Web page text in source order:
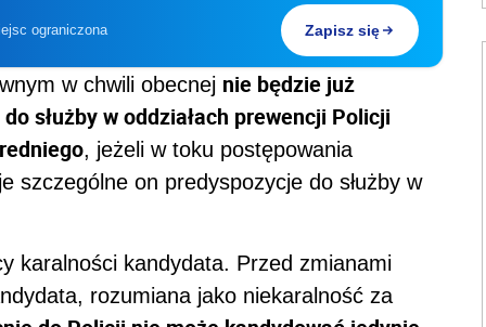
ograniczona Zapisz się
w chwili obecnej nie będzie już
służby w oddziałach prewencji Policji
, jeżeli w toku postępowania
szczególne on predyspozycje do służby w
karalności kandydata. Przed zmianami
rozumiana jako niekaralność za